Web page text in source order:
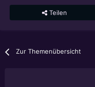
Teilen
Zur Themenübersicht